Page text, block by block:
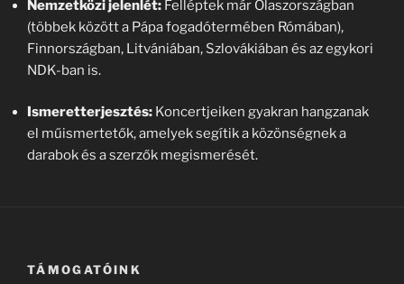
Nemzetközi jelenlét: Felléptek már Olaszországban
(többek között a Pápa fogadótermében Rómában),
Finnországban, Litvániában, Szlovákiában és az egykori
NDK-ban is.
Ismeretterjesztés: Koncertjeiken gyakran hangzanak
el műismertetők, amelyek segítik a közönségnek a
darabok és a szerzők megismerését.
TÁMOGATÓINK